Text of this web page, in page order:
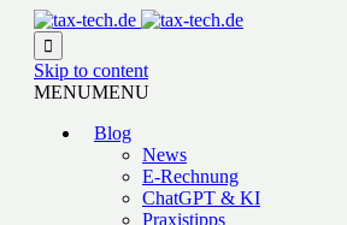

Skip to content
MENUMENU
Blog
News
E-Rechnung
ChatGPT & KI
Praxistipps